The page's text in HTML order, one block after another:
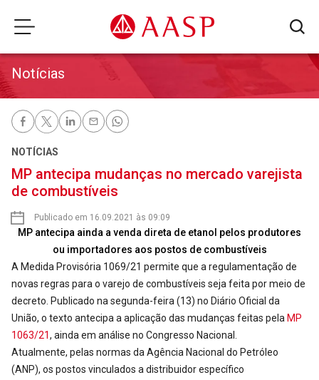
Notícias
NOTÍCIAS
MP antecipa mudanças no mercado varejista
de combustíveis
Publicado em 16.09.2021 às 09:09
MP antecipa ainda a venda direta de etanol pelos produtores
ou importadores aos postos de combustíveis
A Medida Provisória 1069/21 permite que a regulamentação de
novas regras para o varejo de combustíveis seja feita por meio de
decreto. Publicado na segunda-feira (13) no Diário Oficial da
União, o texto antecipa a aplicação das mudanças feitas pela MP
1063/21, ainda em análise no Congresso Nacional.
Atualmente, pelas normas da Agência Nacional do Petróleo
(ANP), os postos vinculados a distribuidor específico